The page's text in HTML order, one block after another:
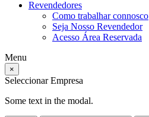
Revendedores
Como trabalhar connosco
Seja Nosso Revendedor
Acesso Área Reservada
Menu
×
Seleccionar Empresa
Some text in the modal.